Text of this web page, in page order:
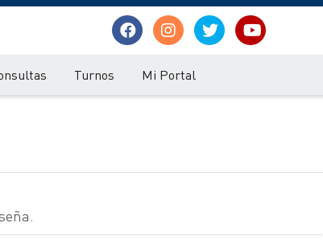
Turnos Mi Portal